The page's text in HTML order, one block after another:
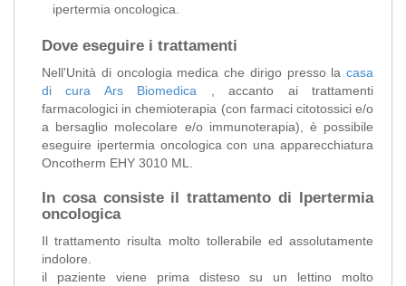
ipertermia oncologica.
Dove eseguire i trattamenti
Nell'Unità di oncologia medica che dirigo presso la casa
di cura Ars Biomedica
, accanto ai trattamenti
farmacologici in chemioterapia (con farmaci citotossici e/o
a bersaglio molecolare e/o immunoterapia), è possibile
eseguire ipertermia oncologica con una apparecchiatura
Oncotherm EHY 3010 ML.
In cosa consiste il trattamento di Ipertermia
oncologica
Il trattamento risulta molto tollerabile ed assolutamente
indolore.
il paziente viene prima disteso su un lettino molto